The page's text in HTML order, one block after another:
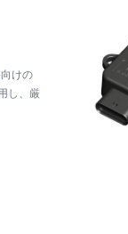
けの
し、厳